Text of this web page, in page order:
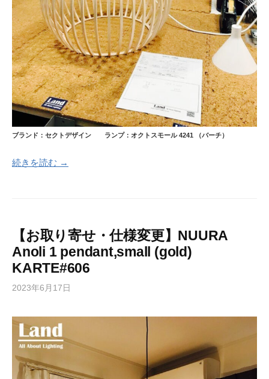
ブランド：セクトデザイン ランプ：オクトスモール 4241 （バーチ）
続きを読む →
【お取り寄せ・仕様変更】NUURA
Anoli 1 pendant,small (gold)
KARTE#606
2023年6月17日